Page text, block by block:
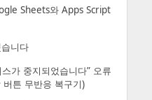
Sheets와 Apps Script
니다
가 중지되었습니다” 오류
튼 무반응 복구기)